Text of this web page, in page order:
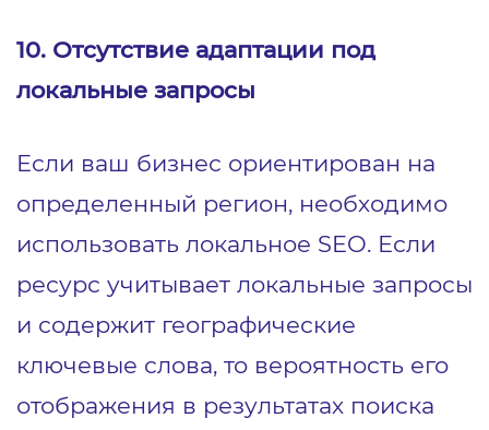
10. Отсутствие адаптации под
локальные запросы
Если ваш бизнес ориентирован на
определенный регион, необходимо
использовать локальное SEO. Если
ресурс учитывает локальные запросы
и содержит географические
ключевые слова, то вероятность его
отображения в результатах поиска